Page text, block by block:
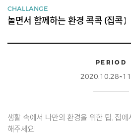
CHALLANGE
놀면서 함께하는 환경 콕콕 (집콕)
PERIOD
생활 속에서 나만의 환경을 위한 팁, 집
해주세요!